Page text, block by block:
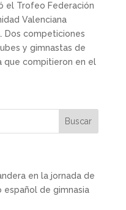
el Trofeo Federación
Valenciana
Dos competiciones
y gimnastas de
que compitieron en el
en la jornada de
de gimnasia